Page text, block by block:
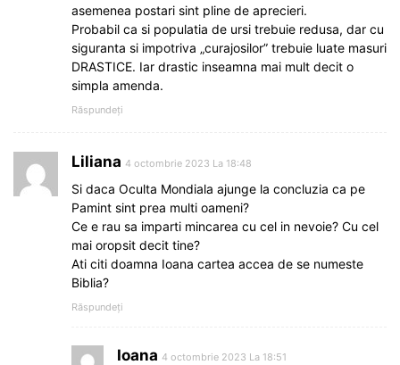
asemenea postari sint pline de aprecieri.
Probabil ca si populatia de ursi trebuie redusa, dar cu
siguranta si impotriva „curajosilor” trebuie luate masuri
DRASTICE. Iar drastic inseamna mai mult decit o
simpla amenda.
Răspundeți
Liliana 4 octombrie 2023 La 18:48
Si daca Oculta Mondiala ajunge la concluzia ca pe
Pamint sint prea multi oameni?
Ce e rau sa imparti mincarea cu cel in nevoie? Cu cel
mai oropsit decit tine?
Ati citi doamna Ioana cartea accea de se numeste
Biblia?
Răspundeți
Ioana 4 octombrie 2023 La 18:51